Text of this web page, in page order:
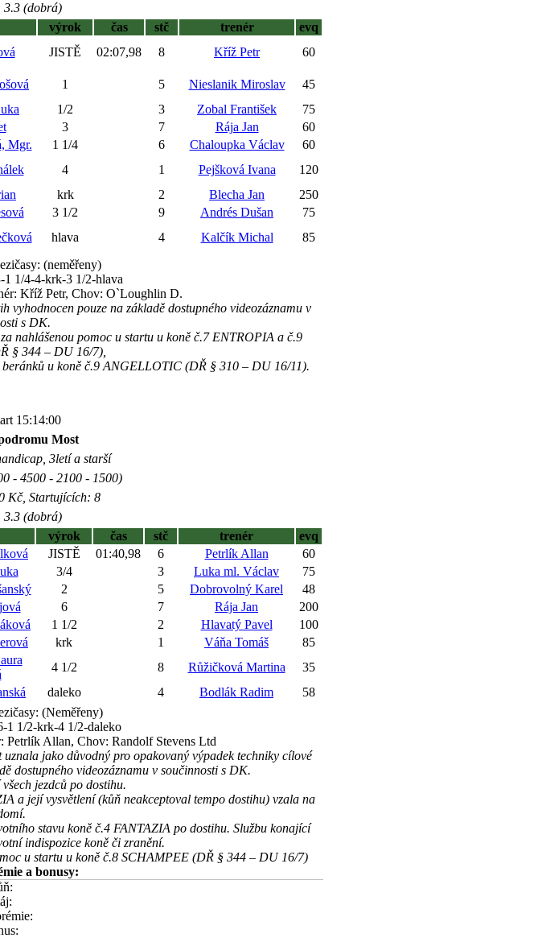
3.3 (dobrá)
výrok čas stč trenér
evq
JISTĚ 02:07,98 8 Kříž Petr 60
1 5 Nieslanik Miroslav
45
1/2 3 Zobal František
75
3 7 Rája Jan
60
Mgr. 1 1/4 6 Chaloupka Václav
60
4 1 Pejšková Ivana
120
krk 2 Blecha Jan
250
3 1/2 9 Andrés Dušan
75
hlava 4 Kalčík Michal
85
(neměřeny)
1/4-4-krk-3 1/2-hlava
Kříž Petr, Chov: O`Loughlin D.
pouze na základě dostupného videozáznamu v
s DK.
nahlášenou pomoc u startu u koně č.7 ENTROPIA a č.9
§ 344 – DU 16/7),
u koně č.9 ANGELLOTIC (DŘ § 310 – DU 16/11).
15:14:00
Most
3letí a starší
- 4500 - 2100 - 1500)
Kč, Startujících: 8
3.3 (dobrá)
výrok čas stč trenér
evq
JISTĚ 01:40,98 6 Petrlík Allan
60
3/4 3 Luka ml. Václav
75
2 5 Dobrovolný Karel
48
6 7 Rája Jan
200
1 1/2 2 Hlavatý Pavel
100
krk 1 Váňa Tomáš
85
4 1/2 8 Růžičková Martina
35
daleko 4 Bodlák Radim
58
(Neměřeny)
1 1/2-krk-4 1/2-daleko
Petrlík Allan, Chov: Randolf Stevens Ltd
jako důvodný pro opakovaný výpadek techniky cílové
dostupného videozáznamu v součinnosti s DK.
jezdců po dostihu.
a její vysvětlení (kůň neakceptoval tempo dostihu) vzala na
stavu koně č.4 FANTAZIA po dostihu. Službu konající
indispozice koně či zranění.
u startu u koně č.8 SCHAMPEE (DŘ § 344 – DU 16/7)
a bonusy: